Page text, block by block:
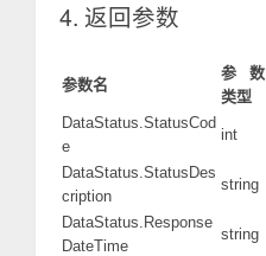
4. 返回参数
参数名
参数
类型
DataStatus.StatusCod
e
int
DataStatus.StatusDes
cription
string
DataStatus.Response
DateTime
string